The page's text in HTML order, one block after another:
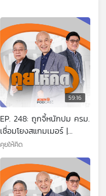
59:16
EP. 248: ถูกจี้หนักปม ครม.
เชื่อมโยงสแกมเมอร์ |
อิทธิพลเงินเทาซื้อ
ประเทศไทย | สั่งผู้ว่าฯ เร่ง
เบิกจ่ายงบประชุมสัมมนา
คุยให้คิด